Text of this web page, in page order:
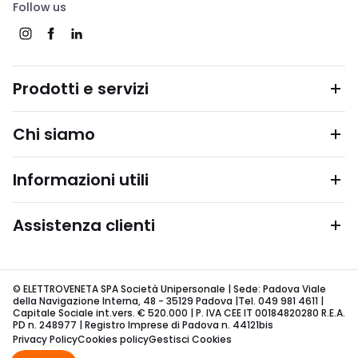
Follow us
Prodotti e servizi
Chi siamo
Informazioni utili
Assistenza clienti
© ELETTROVENETA SPA Società Unipersonale | Sede: Padova Viale
della Navigazione Interna, 48 - 35129 Padova |Tel. 049 981 4611 |
Capitale Sociale int.vers. € 520.000 | P. IVA CEE IT 00184820280 R.E.A.
PD n. 248977 | Registro Imprese di Padova n. 44121bis
Privacy PolicyCookies policyGestisci Cookies